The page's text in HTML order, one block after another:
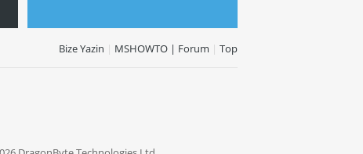
Bize Yazin | MSHOWTO | Forum | Top